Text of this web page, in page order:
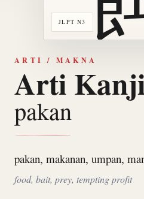
JLPT N3
ARTI / MAKNA
Arti
pakan
pakan, makanan, umpan,
food, bait, prey, tempting profit